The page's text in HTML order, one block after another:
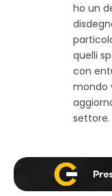
o
w
e
b
o
k
ho un
quelli
con
mondo
settore.